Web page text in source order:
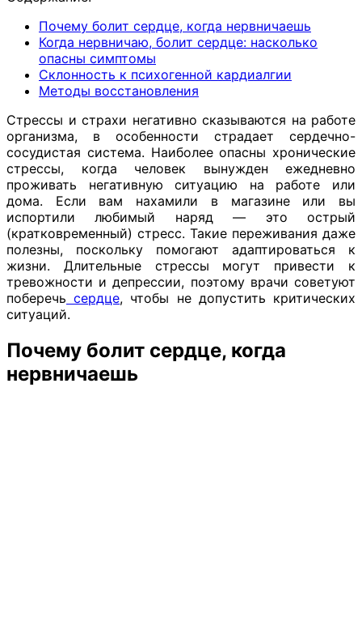
Почему болит сердце, когда нервничаешь
Когда нервничаю, болит сердце: насколько
опасны симптомы
Склонность к психогенной кардиалгии
Методы восстановления
Стрессы и страхи негативно сказываются на работе
организма, в особенности страдает сердечно-
сосудистая система. Наиболее опасны хронические
стрессы, когда человек вынужден ежедневно
проживать негативную ситуацию на работе или
дома. Если вам нахамили в магазине или вы
испортили любимый наряд — это острый
(кратковременный) стресс. Такие переживания даже
полезны, поскольку помогают адаптироваться к
жизни. Длительные стрессы могут привести к
тревожности и депрессии, поэтому врачи советуют
поберечь сердце, чтобы не допустить критических
ситуаций.
Почему болит сердце, когда
нервничаешь